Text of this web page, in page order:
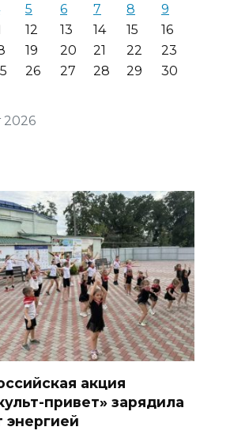
2026
5 6 7 8
9
12 13 14 15
16
19 20 21 22
23
26 27 28 29
30
акция
привет» зарядила
энергией